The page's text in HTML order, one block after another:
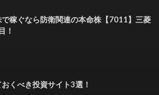
稼ぐなら防衛関連の本命株【7011】三菱
！
くべき投資サイト3選！